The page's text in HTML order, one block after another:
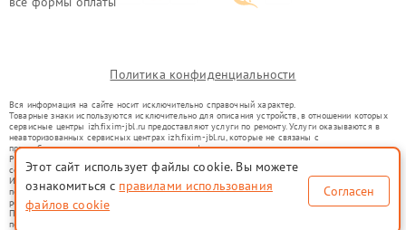
Политика конфиденциальности
Вся информация на сайте носит исключительно справочный характер.
Товарные знаки используются исключительно для описания устройств, в отношении которых
сервисные центры izh.fixim-jbl.ru предоставляют услуги по ремонту. Услуги оказываются в
неавторизованных сервисных центрах izh.fixim-jbl.ru, которые не связаны с
правообладателями товарных знаков или их официальными представителями.
Ремонт осуществляется для устройств, уже введенных в гражданский оборот в соответствии
со статьей 1487 ГК РФ.
Использование товарных знаков не преследует цели индивидуализации услуг или введения
потребителей в заблуждение, а служит для информирования о предоставляемых услугах по
ремонту техники указанных брендов.
Представленная на сайте информация не является публичной офертой, определяемой
положениями Статьи 437(2) Гражданского кодекса РФ
Этот сайт использует файлы cookie. Вы можете
ознакомиться с правилами использования
файлов cookie
Согласен